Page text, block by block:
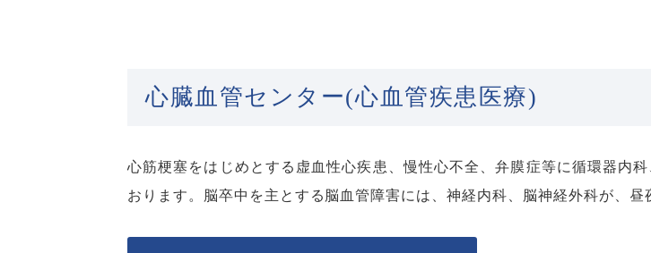
心臓血管センター(心血管疾患医療)
心筋梗塞をはじめとする虚血性心疾患、慢性心不全、弁膜症等に循環器内
おります。脳卒中を主とする脳血管障害には、神経内科、脳神経外科が、昼